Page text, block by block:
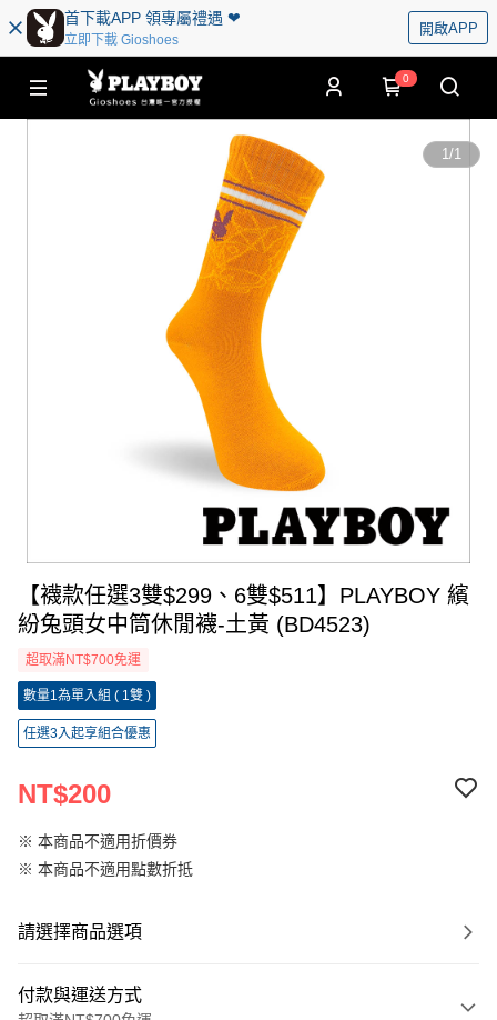
首下載APP 領專屬禮遇 ❤︎
立即下載 Gioshoes
開啟APP
0
1/1
【襪款任選3雙$299、6雙$511】PLAYBOY 繽
紛兔頭女中筒休閒襪-土黃 (BD4523)
超取滿NT$700免運
數量1為單入組 ( 1雙 )
任選3入起享組合優惠
NT$200
※ 本商品不適用折價券
※ 本商品不適用點數折抵
請選擇商品選項
付款與運送方式